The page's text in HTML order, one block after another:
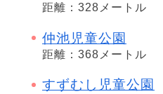
距離：328メートル
仲池児童公園
距離：368メートル
すずむし児童公園